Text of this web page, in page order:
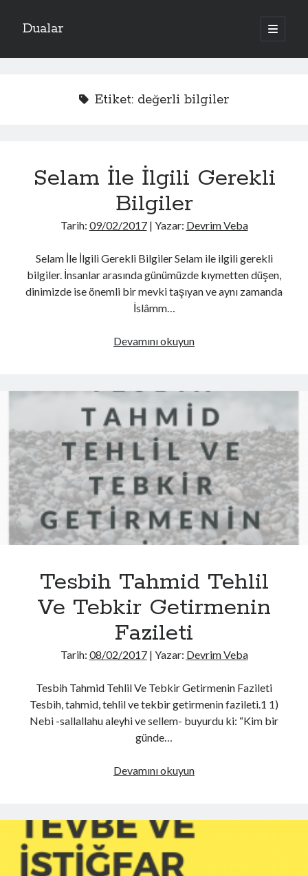
Dualar
ana
menüyü
Etiket: değerli bilgiler
Selam İle İlgili Gerekli
Bilgiler
Tarih: 09/02/2017| Yazar: Devrim Veba
Selam İle İlgili Gerekli Bilgiler Selam ile ilgili gerekli
bilgiler. İnsanlar arasında günümüzde kıymetten düşen,
dinimizde ise önemli bir mevki taşıyan ve aynı zamanda
İslâmm…
Devamını okuyunSelam
Gerekli
Bilgiler
Tesbih Tahmid Tehlil
Ve Tebkir Getirmenin
Fazileti
Tarih: 08/02/2017| Yazar: Devrim Veba
Tesbih Tahmid Tehlil Ve Tebkir Getirmenin Fazileti
Tesbih, tahmid, tehlil ve tekbir getirmenin fazileti.1 1)
Nebi -sallallahu aleyhi ve sellem- buyurdu ki: “Kim bir
günde…
Devamını okuyunTesbih
Ve
Tebkir